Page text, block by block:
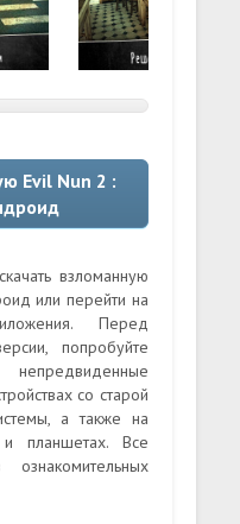
Evil Nun 2 :
взломанную
или перейти на
Перед
попробуйте
со старой
а также на
планшетах. Все